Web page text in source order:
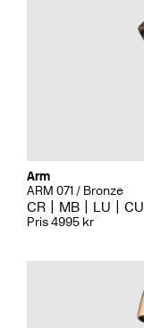
Arm
ARM 071 / Bronze
CR MB LU CU
Pris 4995 kr